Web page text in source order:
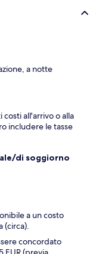
a notte
all'arrivo o alla
includere le tasse
di soggiorno
a un costo
(circa).
concordato